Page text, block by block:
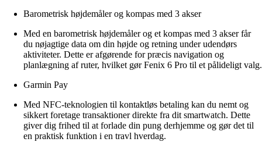
Barometrisk højdemåler og kompas med 3 akser
Med en barometrisk højdemåler og et kompas med 3 akser får
du nøjagtige data om din højde og retning under udendørs
aktiviteter. Dette er afgørende for præcis navigation og
planlægning af ruter, hvilket gør Fenix 6 Pro til et pålideligt valg.
Garmin Pay
Med NFC-teknologien til kontaktløs betaling kan du nemt og
sikkert foretage transaktioner direkte fra dit smartwatch. Dette
giver dig frihed til at forlade din pung derhjemme og gør det til
en praktisk funktion i en travl hverdag.